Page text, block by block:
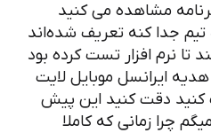
مشاهده می کنید
جدا کنه تعریف شده‌اند
تا نرم افزار تست کرده بود
ایرانسل موبایل لایت
دقت کنید این پیش
چرا زمانی که کاملا